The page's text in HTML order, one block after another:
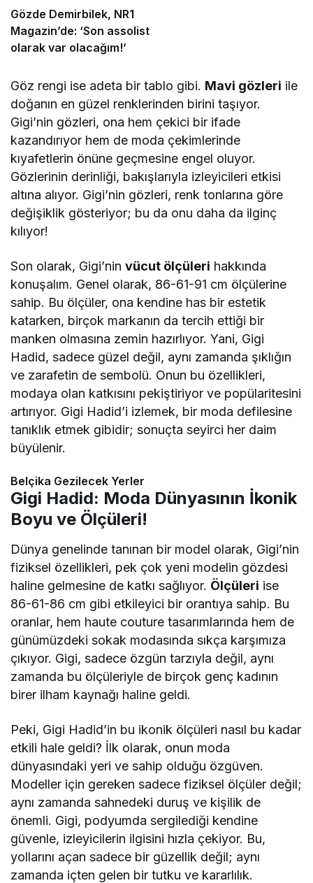
Veda
Gözde Demirbilek, NR1
Magazin’de: ‘Son assolist
olarak var olacağım!’
Göz rengi ise adeta bir tablo gibi. Mavi gözleri ile
doğanın en güzel renklerinden birini taşıyor.
Gigi’nin gözleri, ona hem çekici bir ifade
kazandırıyor hem de moda çekimlerinde
kıyafetlerin önüne geçmesine engel oluyor.
Gözlerinin derinliği, bakışlarıyla izleyicileri etkisi
altına alıyor. Gigi’nin gözleri, renk tonlarına göre
değişiklik gösteriyor; bu da onu daha da ilginç
kılıyor!
Son olarak, Gigi’ninvücut ölçüleri hakkında
konuşalım. Genel olarak, 86-61-91 cm ölçülerine
sahip. Bu ölçüler, ona kendine has bir estetik
katarken, birçok markanın da tercih ettiği bir
manken olmasına zemin hazırlıyor. Yani, Gigi
Hadid, sadece güzel değil, aynı zamanda şıklığın
ve zarafetin de sembolü. Onun bu özellikleri,
modaya olan katkısını pekiştiriyor ve popülaritesini
artırıyor. Gigi Hadid’i izlemek, bir moda defilesine
tanıklık etmek gibidir; sonuçta seyirci her daim
büyülenir.
Belçika Gezilecek Yerler
Gigi Hadid: Moda Dünyasının İkonik
Boyu ve Ölçüleri!
Dünya genelinde tanınan bir model olarak, Gigi’nin
fiziksel özellikleri, pek çok yeni modelin gözdesi
haline gelmesine de katkı sağlıyor. Ölçüleri ise
86-61-86 cm gibi etkileyici bir orantıya sahip. Bu
oranlar, hem haute couture tasarımlarında hem de
günümüzdeki sokak modasında sıkça karşımıza
çıkıyor. Gigi, sadece özgün tarzıyla değil, aynı
zamanda bu ölçüleriyle de birçok genç kadının
birer ilham kaynağı haline geldi.
Peki, Gigi Hadid’in bu ikonik ölçüleri nasıl bu kadar
etkili hale geldi? İlk olarak, onun moda
dünyasındaki yeri ve sahip olduğu özgüven.
Modeller için gereken sadece fiziksel ölçüler değil;
aynı zamanda sahnedeki duruş ve kişilik de
önemli. Gigi, podyumda sergilediği kendine
güvenle, izleyicilerin ilgisini hızla çekiyor. Bu,
yollarını açan sadece bir güzellik değil; aynı
zamanda içten gelen bir tutku ve kararlılık.